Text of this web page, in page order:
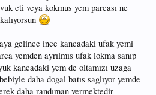
eti veya kokmus yem parcası ne
gelince ince kancadaki ufak yemi
yemden ayrılmıs ufak lokma sanıp
kancadaki yem de oltamızı uzaga
daha dogal batıs saglıyor yemde
daha randıman vermektedir